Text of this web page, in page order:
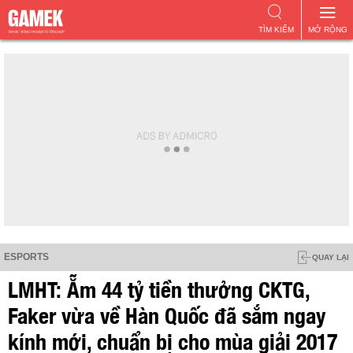
MỞ RỘNG
TÌM KIẾM
ESPORTS QUAY LẠI
LMHT: Ẵm 44 tỷ tiền thưởng CKTG,
Faker vừa về Hàn Quốc đã sắm ngay
kính mới, chuẩn bị cho mùa giải 2017